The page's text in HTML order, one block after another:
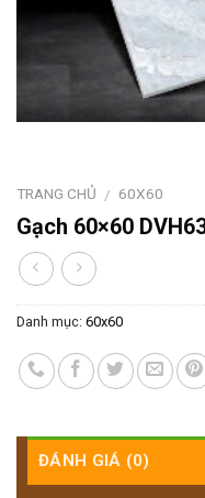
TRANG CHỦ / 60X60
Gạch 60×60
Danh mục: 60x60
ĐÁNH GIÁ (0)